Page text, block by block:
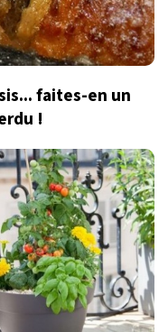
faites-en un
!